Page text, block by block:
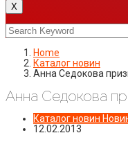
X
Home
Каталог новин
Анна Седокова
Анна Седокова
Каталог новин
12.02.2013